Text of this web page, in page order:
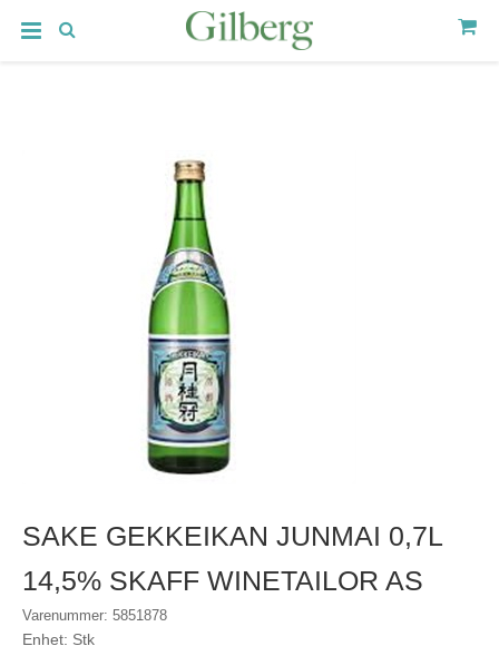
SAKE GEKKEIKAN JUNMAI 0,7L
14,5% SKAFF WINETAILOR AS
Varenummer: 5851878
Enhet: Stk